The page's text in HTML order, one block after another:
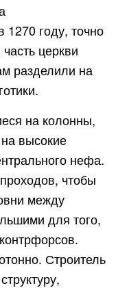
1270 году, точно
церкви
разделили на
на колонны,
высокие
нефа.
чтобы
между
для того,
Строитель